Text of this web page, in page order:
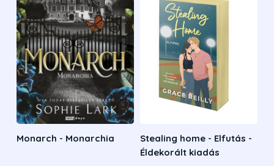
Monarch - Monarchia
Stealing home - Elfutás -
Éldekorált kiadás